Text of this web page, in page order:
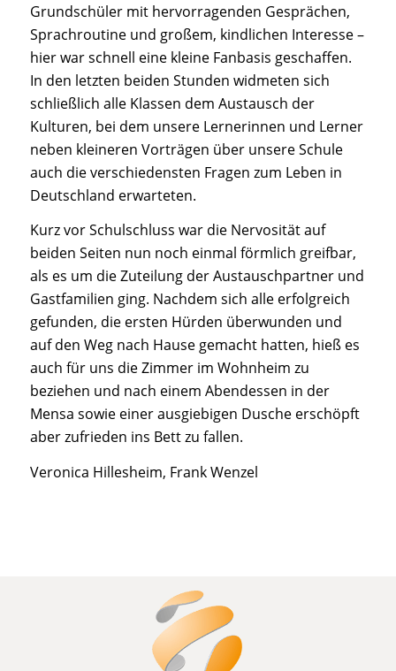
Grundschüler mit hervorragenden Gesprächen,
Sprachroutine und großem, kindlichen Interesse –
hier war schnell eine kleine Fanbasis geschaffen.
In den letzten beiden Stunden widmeten sich
schließlich alle Klassen dem Austausch der
Kulturen, bei dem unsere Lernerinnen und Lerner
neben kleineren Vorträgen über unsere Schule
auch die verschiedensten Fragen zum Leben in
Deutschland erwarteten.
Kurz vor Schulschluss war die Nervosität auf
beiden Seiten nun noch einmal förmlich greifbar,
als es um die Zuteilung der Austauschpartner und
Gastfamilien ging. Nachdem sich alle erfolgreich
gefunden, die ersten Hürden überwunden und
auf den Weg nach Hause gemacht hatten, hieß es
auch für uns die Zimmer im Wohnheim zu
beziehen und nach einem Abendessen in der
Mensa sowie einer ausgiebigen Dusche erschöpft
aber zufrieden ins Bett zu fallen.
Veronica Hillesheim, Frank Wenzel